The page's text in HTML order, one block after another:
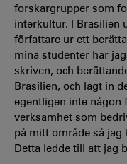
forskargrupper som
interkultur. I Brasilien
författare ur ett
mina studenter har
skriven, och
Brasilien, och lagt in
egentligen inte någon
verksamhet som
på mitt område så jag
Detta ledde till att jag